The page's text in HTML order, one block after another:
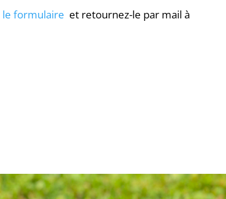
le formulaire et retournez-le par mail à